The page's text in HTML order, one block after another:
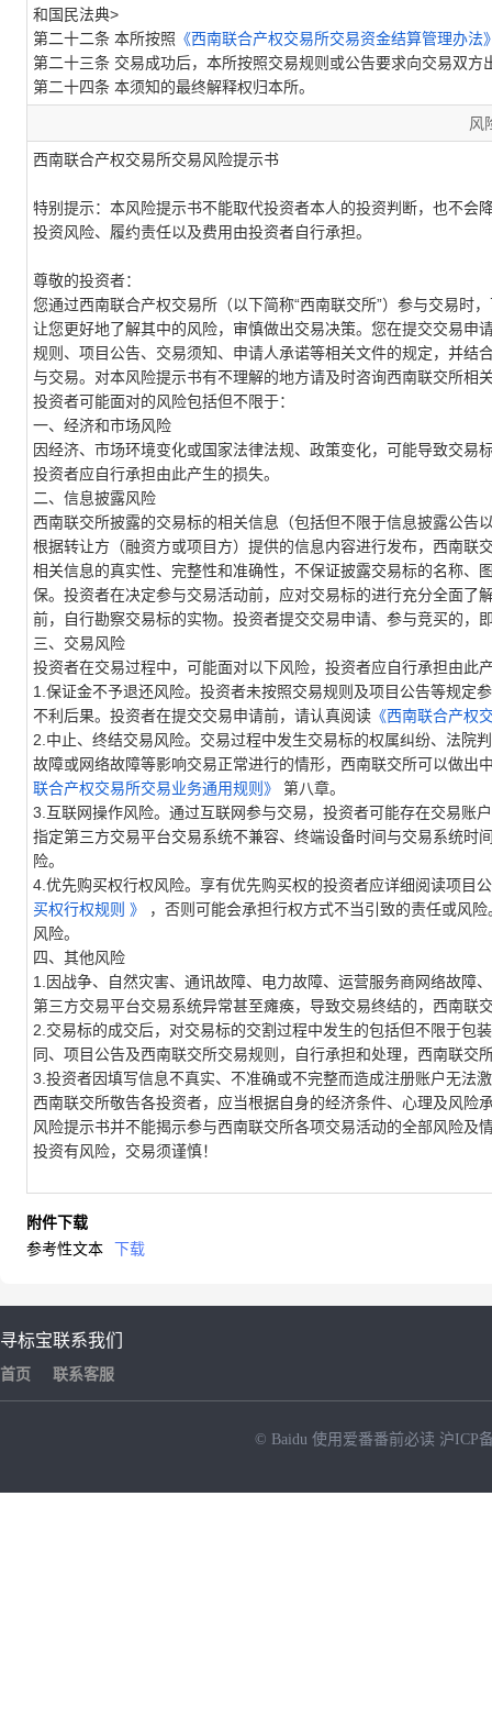
和国民法典>
第二十二条 本所按照 《西南联合产权交易所交易资金结算管理办法
第二十三条 交易成功后，本所按照交易规则或公告要求向交易双方
第二十四条 本须知的最终解释权归本所。
风
西南联合产权交易所交易风险提示书
特别提示： 本风险提示书不能取代投资者本人的投资判断，也不会
投资风险、履约责任以及费用由投资者自行承担。
尊敬的投资者：
您通过西南联合产权交易所 （以下简称“西南联交所”） 参与交易时
让您更好地了解其中的风险，审慎做出交易决策。您在提交交易
规则、 项目 公告、交易须知、申请人承诺等相关文件的规定，并结
与交易。对本风险提示书有不理解的地方请及时咨询西南联交所相
投资者可能面对的风险包括但不限于：
一、 经济和市场风险
因经济、市场环境变化或国家法律法规、政策变化，可能导致交易
投资者应自行承担由此产生的损失。
二、 信息披露风险
西南联交所披露的交易标的相关信息（包括但不限于信息披露公
根据转让方（融资方或项目方）提供的信息内容进行发布，西南
相关信息的真实性、完整性和准确性，不保证披露交易标的名称
保。投资者在决定参与交易活动前，应对交易标的进行充分全面
前，自行勘察交易标的实物。投资者提交交易申请、参与竞买的，
三、交易风险
投资者在交易过程中，可能面对以下风险，投资者应自行承担由此
1. 保证金不予退还风险。 投资者未按照交易规则及项目 公告等规定
不利后果。投资者在提交交易申请前，请认真阅读 《西南联合产权
2. 中止、终结交易风险。 交易过程中发生交易标的权属纠纷、 法院
故障或网络故障等影响交易正常进行的情形，西南联交所可以做出
联合产权交易所交易业务通用规则》
第八章。
3.互联网操作风险。 通过互联网参与交易， 投资者可能存在交易账
指定第三方交易平台交易系统不兼容、 终端设备时间与交易系统时
险。
4. 优先购买权行权风险。 享有优先购买权的投资者应详细阅读项目
买权行权规则 》
，否则可能会承担行权方式不当引致的责任或风
风险。
四、其他风险
1. 因战争、自然灾害、 通讯故障、电力故障、运营服务商网络故障、
第三方交易平台交易系统异常甚至瘫痪，导致交易终结的，西南联
2.交易标的成交后，对交易标的交割过程中发生的包括但不限于包
同、 项目公告及西南联交所交易规则 ，
自行承担和处理，西南联交
3. 投资者因填写信息不真实、不准确或不完整而造成注册账户无法
西南联交所敬告各投资者，应当根据自身的经济条件、心理及风险
风险提示书并不能揭示参与西南联交所各项交易活动的全部风险及
投资有风险，交易须谨慎！
附件下载
参考性文本
下载
寻标宝
首页
联系我们
联系客服
© Baidu 使用爱番番前必读 沪ICP